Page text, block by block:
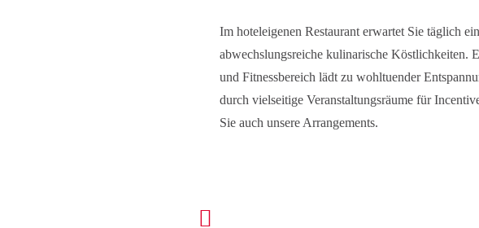
Im hoteleigenen Restaurant erwartet Sie täglich
abwechslungsreiche kulinarische Köstlichkeiten.
und Fitnessbereich lädt zu wohltuender
durch vielseitige Veranstaltungsräume für
Sie auch unsere Arrangements.